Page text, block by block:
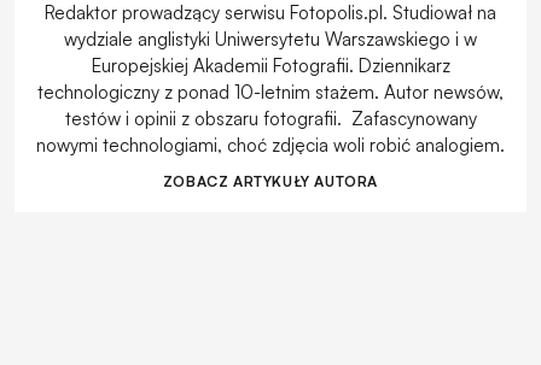
Redaktor prowadzący serwisu Fotopolis.pl. Studiował na
wydziale anglistyki Uniwersytetu Warszawskiego i w
Europejskiej Akademii Fotografii. Dziennikarz
technologiczny z ponad 10-letnim stażem. Autor newsów,
testów i opinii z obszaru fotografii. Zafascynowany
nowymi technologiami, choć zdjęcia woli robić analogiem.
ZOBACZ ARTYKUŁY AUTORA